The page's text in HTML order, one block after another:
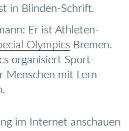
in Blinden-Schrift.
Er ist Athleten-
Olympics Bremen.
organisiert Sport-
Menschen mit Lern-
im Internet anschauen